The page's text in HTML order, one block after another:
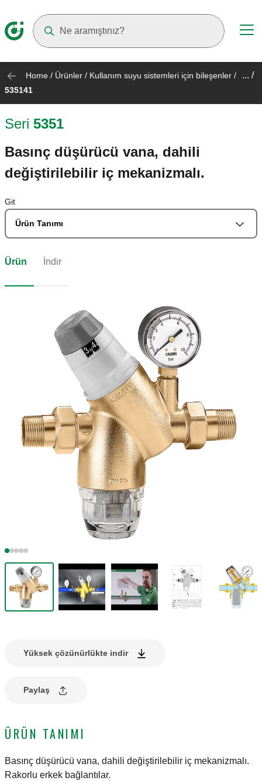
Home / Ürünler / Kullanım suyu sistemleri için bileşenler / ... /
535141
Seri 5351
Basınç düşürücü vana, dahili
değiştirilebilir iç mekanizmalı.
Git
Ürün Tanımı
Ürün İndir
Yüksek çözünürlükte indir
Paylaş
ÜRÜN TANIMI
Basınç düşürücü vana, dahili değiştirilebilir iç mekanizmalı.
Rakorlu erkek bağlantılar.